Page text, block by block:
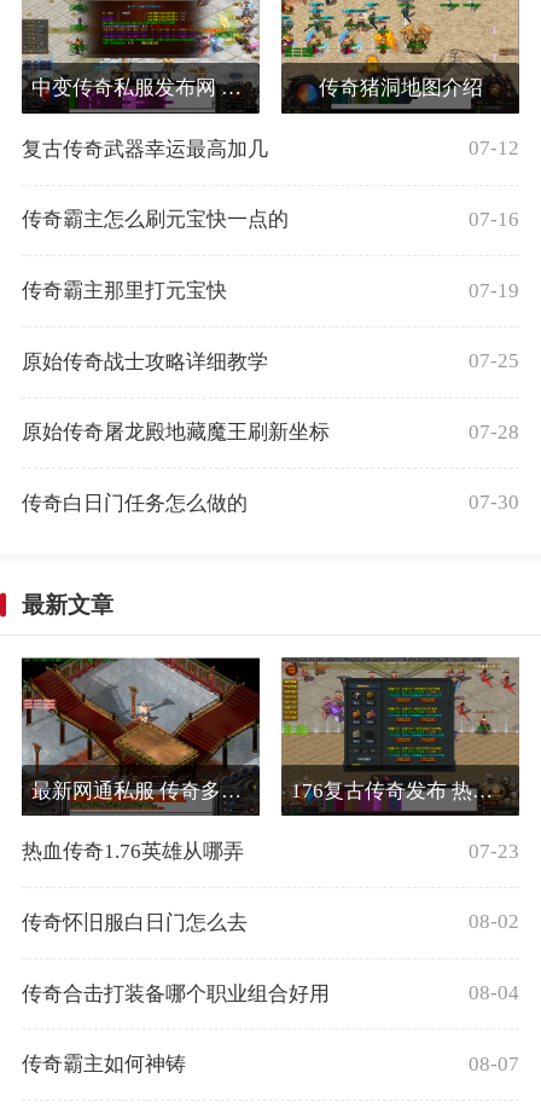
中变传奇私服发布网 热血传奇古道组队卷轴怎么 传奇猪洞地图介绍
复古传奇武器幸运最高加几 07-12
传奇霸主怎么刷元宝快一点的 07-16
传奇霸主那里打元宝快 07-19
原始传奇战士攻略详细教学 07-25
原始传奇屠龙殿地藏魔王刷新坐标 07-28
传奇白日门任务怎么做的 07-30
最新文章
最新网通私服 传奇多钩猫王在哪 176复古传奇发布 热血传奇哪个地图打金币
热血传奇1.76英雄从哪弄 07-23
传奇怀旧服白日门怎么去 08-02
传奇合击打装备哪个职业组合好用 08-04
传奇霸主如何神铸 08-07